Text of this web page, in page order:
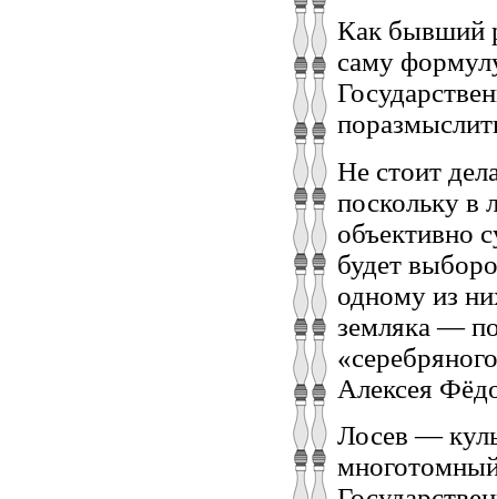
Как бывший
саму
Не стоит
поскольку в
объективно
будет
одному из
земляка —
Алексея
Лосев —